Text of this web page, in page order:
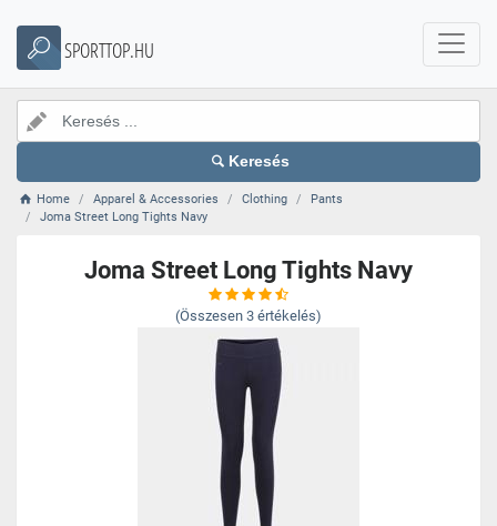
SPORTTOP.HU
Keresés
Home Apparel & Accessories Clothing
Pants
Joma Street Long Tights Navy
Joma Street Long Tights Navy
(Összesen 3 értékelés)